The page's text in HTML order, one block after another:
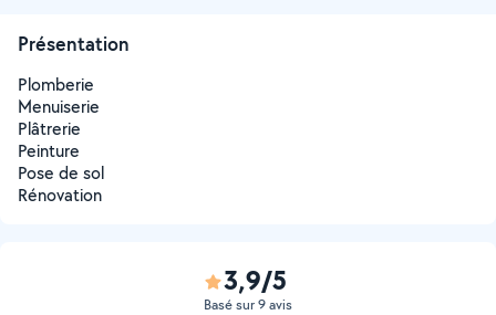
Présentation
Plomberie
Menuiserie
Plâtrerie
Peinture
Pose de sol
Rénovation
3,9/5
Basé sur 9 avis